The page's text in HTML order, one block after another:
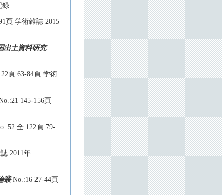
録
頁 学術雑誌 2015
出土資料研究
頁 63-84頁 学術
145-156頁
全:122頁 79-
2011年
叢No.:16 27-44頁